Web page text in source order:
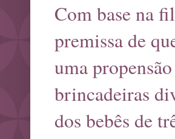
Com base na
premissa de
uma
brincadeiras
dos bebês de